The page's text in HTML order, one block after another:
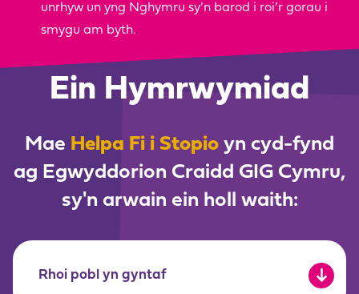
unrhyw un yng Nghymru sy’n barod i roi’r gorau i
smygu am byth.
Ein Hymrwymiad
Mae Helpa Fi i Stopio yn cyd-fynd
ag Egwyddorion Craidd GIG Cymru,
sy'n arwain ein holl waith:
Rhoi pobl yn gyntaf